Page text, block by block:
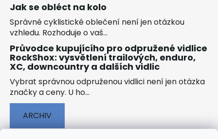
Jak se obléct na kolo
Správné cyklistické oblečení není jen otázkou
vzhledu. Rozhoduje o vaš...
Průvodce kupujícího pro odpružené vidlice
RockShox: vysvětlení trailových, enduro,
XC, downcountry a dalších vidlic
Vybrat správnou odpruženou vidlici není jen otázka
značky a ceny. U ho...
ARCHIV